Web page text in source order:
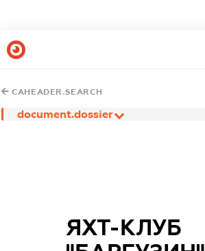
CAHEADER.SEARCH
document.dossier
ЯХТ-КЛУБ